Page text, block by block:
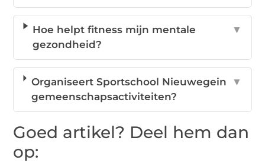
Hoe helpt fitness mijn mentale
gezondheid?
▼
Organiseert Sportschool Nieuwegein
gemeenschapsactiviteiten?
▼
Goed artikel? Deel hem dan
op: